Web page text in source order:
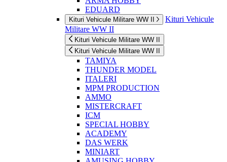
EDUARD
Kituri Vehicule Militare WW II
Kituri Vehicule
Militare WW II
Kituri Vehicule Militare WW II
Kituri Vehicule Militare WW II
TAMIYA
THUNDER MODEL
ITALERI
MPM PRODUCTION
AMMO
MISTERCRAFT
ICM
SPECIAL HOBBY
ACADEMY
DAS WERK
MINIART